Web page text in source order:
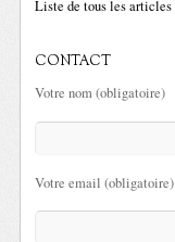
Liste de tous les articles
CONTACT
Votre nom (obligatoire)
Votre email (obligatoire)